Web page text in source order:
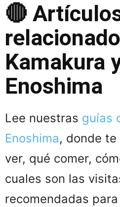
🔴
Kamakura
Enoshima
Lee nuestras guías
Enoshima, donde
ver, qué comer,
cuales son las
recomendadas